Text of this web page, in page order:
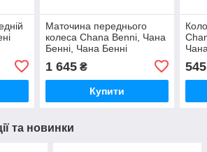
Маточина переднього
колеса Chana Benni, Чана
Бенні, Чана Бенні
1 645₴
Купити
545
та новинки